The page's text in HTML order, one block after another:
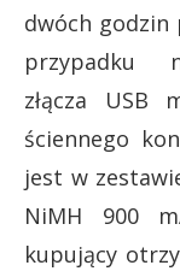
dwóch godzin
przypadku
złącza USB
ściennego
jest w
NiMH 900
kupujący